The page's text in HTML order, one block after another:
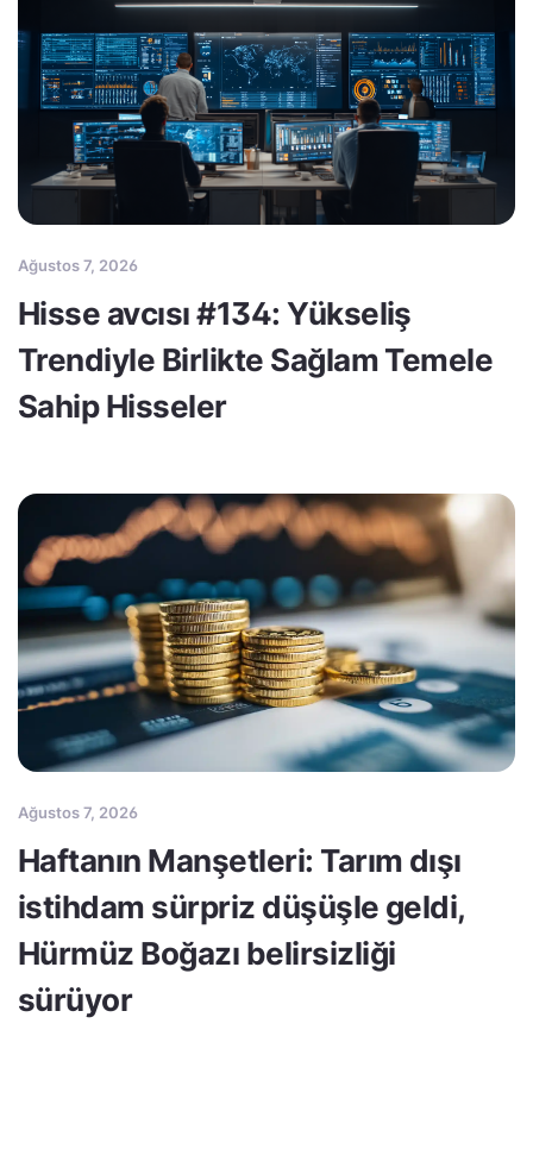
Ağustos 7, 2026
Hisse avcısı #134: Yükseliş
Trendiyle Birlikte Sağlam Temele
Sahip Hisseler
Ağustos 7, 2026
Haftanın Manşetleri: Tarım dışı
istihdam sürpriz düşüşle geldi,
Hürmüz Boğazı belirsizliği
sürüyor